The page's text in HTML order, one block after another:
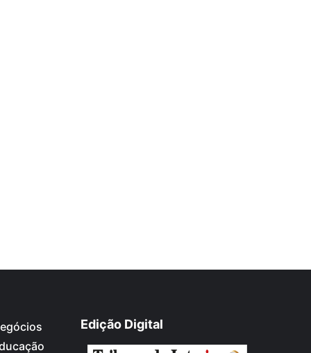
Edição Digital